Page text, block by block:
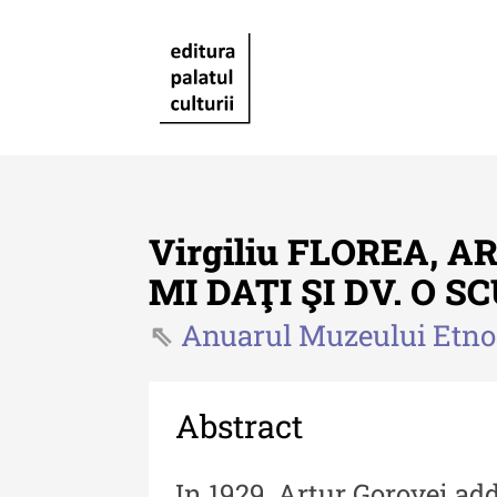
Revista "Cercetări istorice"
XLIV - 2025
Virgiliu FLOREA,
MI DAŢI ŞI DV. O
Anuarul Muzeului
Abstract